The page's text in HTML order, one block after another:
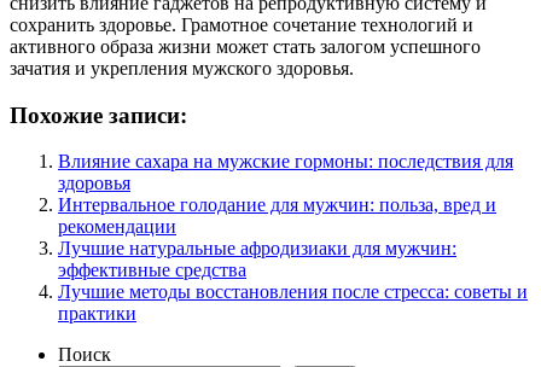
сохранить здоровье. Грамотное сочетание технологий и
активного образа жизни может стать залогом успешного
зачатия и укрепления мужского здоровья.
Похожие записи:
Влияние сахара на мужские гормоны: последствия для
здоровья
Интервальное голодание для мужчин: польза, вред и
рекомендации
Лучшие натуральные афродизиаки для мужчин:
эффективные средства
Лучшие методы восстановления после стресса: советы и
практики
Поиск